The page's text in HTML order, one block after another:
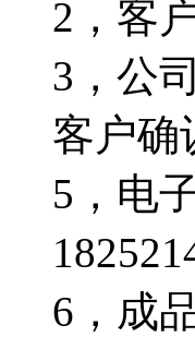
2，客
3，公
客户确
5，电
6，成